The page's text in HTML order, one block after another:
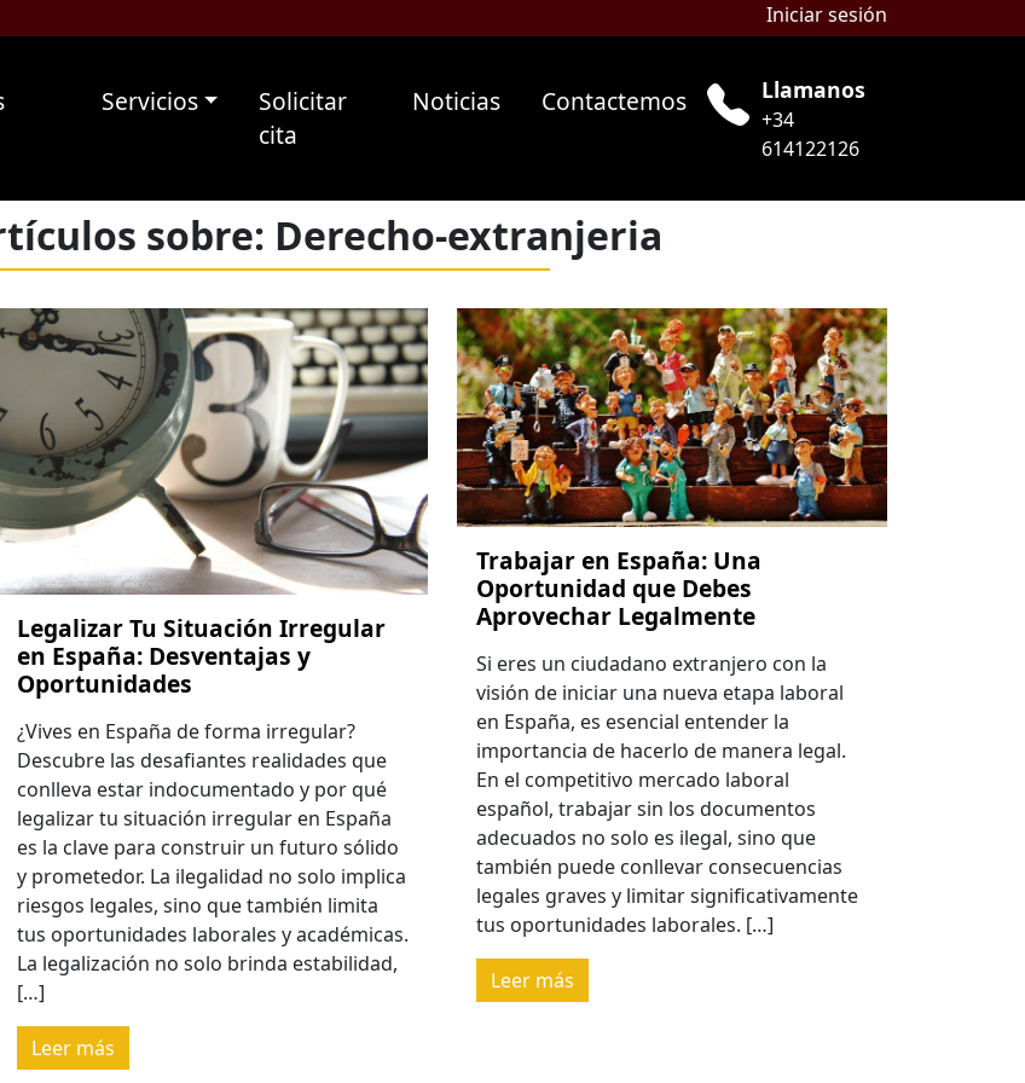
Iniciar sesión
Servicios
Solicitar
cita
Noticias Contactemos Llamanos
+34
614122126
sobre: Derecho-extranjeria
Legalizar Tu Situación Irregular
en España: Desventajas y
Oportunidades
¿Vives en España de forma irregular?
Descubre las desafiantes realidades que
conlleva estar indocumentado y por qué
legalizar tu situación irregular en España
es la clave para construir un futuro sólido
y prometedor. La ilegalidad no solo implica
riesgos legales, sino que también limita
tus oportunidades laborales y académicas.
La legalización no solo brinda estabilidad,
[…]
Leer más
Trabajar en España: Una
Oportunidad que Debes
Aprovechar Legalmente
Si eres un ciudadano extranjero con la
visión de iniciar una nueva etapa laboral
en España, es esencial entender la
importancia de hacerlo de manera legal.
En el competitivo mercado laboral
español, trabajar sin los documentos
adecuados no solo es ilegal, sino que
también puede conllevar consecuencias
legales graves y limitar significativamente
tus oportunidades laborales. […]
Leer más